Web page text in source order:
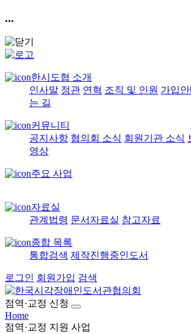
...
한시도협 소개
인사말 정관 연혁 조직 및 인원 가입안
는 길
커뮤니티
공지사항 협의회 소식 회원기관 소식
영상
주요 사업
자료실
관계법령 문서자료실 참고자료
종합 목록
통합검색 제작진행중인도서
로그인 회원가입 검색
점역·교정 신청
Home
점역·교정 지원 사업